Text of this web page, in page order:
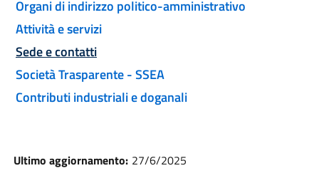
Organi di indirizzo politico-amministrativo
Attività e servizi
Sede e contatti
Società Trasparente - SSEA
Contributi industriali e doganali
Ultimo aggiornamento: 27/6/2025